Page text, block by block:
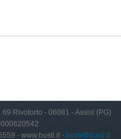
Rivotorto - 06081 - Assisi (PG)
- www.busti.it - busti@busti.it